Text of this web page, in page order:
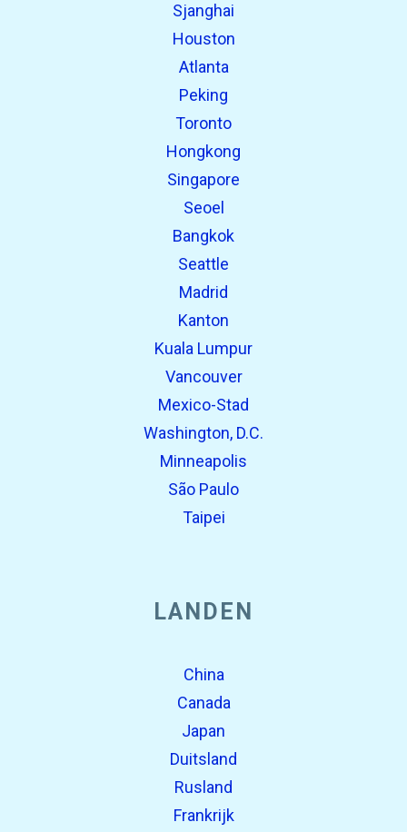
Sjanghai
Houston
Atlanta
Peking
Toronto
Hongkong
Singapore
Seoel
Bangkok
Seattle
Madrid
Kanton
Kuala Lumpur
Vancouver
Mexico-Stad
Washington, D.C.
Minneapolis
São Paulo
Taipei
LANDEN
China
Canada
Japan
Duitsland
Rusland
Frankrijk